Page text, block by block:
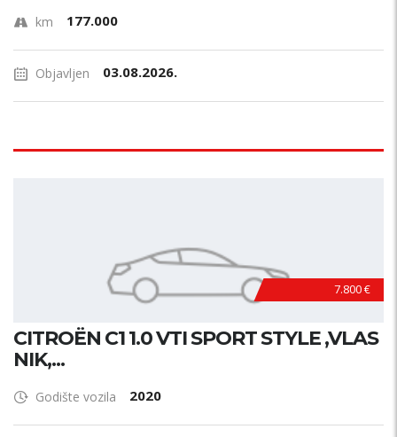
km 177.000
Objavljen 03.08.2026.
7.800 €
CITROËN C1 1.0 VTI SPORT STYLE ,VLAS
NIK,...
Godište vozila 2020